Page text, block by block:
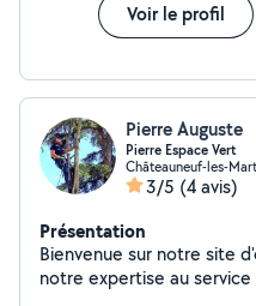
Voir le profil
Pierre Auguste
Pierre Espace Vert
Châteauneuf-les-
3/5 (4 avis)
Présentation
Bienvenue sur notre site
notre expertise au